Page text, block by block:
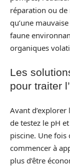
réparation ou
qu’une
faune
organiques
Les
pour traiter
Avant
de testez le pH
piscine. Une fois
commencer à
plus d’être